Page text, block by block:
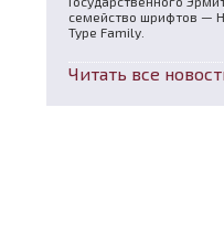
семейство шрифтов —
Type Family.
Читать все